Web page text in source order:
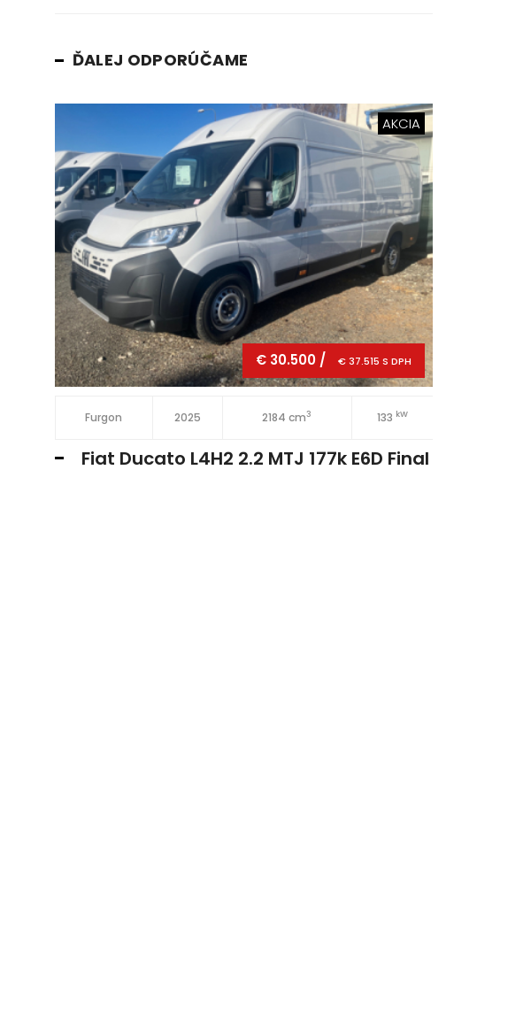
ĎALEJ ODPORÚČAME
€ 30.500 / € 37.515 S DPH
AKCIA
Furgon 2025 2184 cm3 133 kW
Fiat Ducato L4H2 2.2 MTJ 177k E6D Final